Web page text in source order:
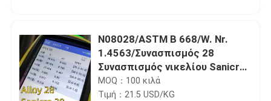
N08028/ASTM B 668/W. Nr.
1.4563/Συνασπισμός 28
Συνασπισμός νικελίου Sanicro
28 Σωλήνες για τη χημική
βιομηχανία
MOQ：100 κιλά
Τιμή：21.5 USD/KG